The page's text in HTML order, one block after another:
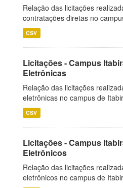
Relação das licitações
contratações diretas no
CSV
Licitações - Campus
Eletrônicas
Relação das licitações
eletrônicas no campus de
CSV
Licitações - Campus
Eletrônicos
Relação das licitações
eletrônicos no campus de